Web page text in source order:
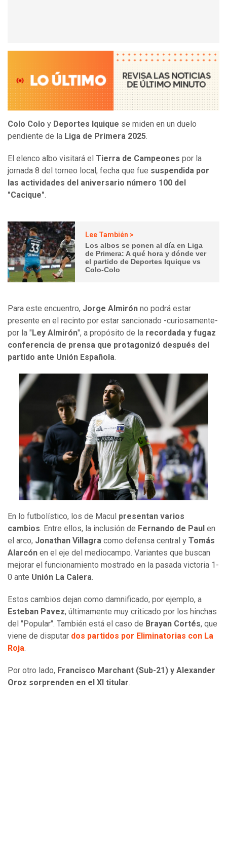
Colo Colo y Deportes Iquique se miden en un duelo
pendiente de la Liga de Primera 2025.
El elenco albo visitará el Tierra de Campeones por la
jornada 8 del torneo local, fecha que fue suspendida por
las actividades del aniversario número 100 del
"Cacique".
Lee También >
Los albos se ponen al día en Liga
de Primera: A qué hora y dónde ver
el partido de Deportes Iquique vs
Colo-Colo
Para este encuentro, Jorge Almirón no podrá estar
presente en el recinto por estar sancionado -curiosamente-
por la " Ley Almirón", a propósito de la recordada y fugaz
conferencia de prensa que protagonizó después del
partido ante Unión Española.
En lo futbolístico, los de Macul presentan varios
cambios. Entre ellos, la inclusión de Fernando de Paul en
el arco, Jonathan Villagra como defensa central y Tomás
Alarcón en el eje del mediocampo. Variantes que buscan
mejorar el funcionamiento mostrado en la pasada victoria 1-
0 ante Unión La Calera.
Estos cambios dejan como damnificado, por ejemplo, a
Esteban Pavez, últimamente muy criticado por los hinchas
del "Popular". También está el caso de Brayan Cortés, que
viene de disputar dos partidos por Eliminatorias con La
Roja.
Por otro lado, Francisco Marchant (Sub-21) y Alexander
Oroz sorprenden en el XI titular.